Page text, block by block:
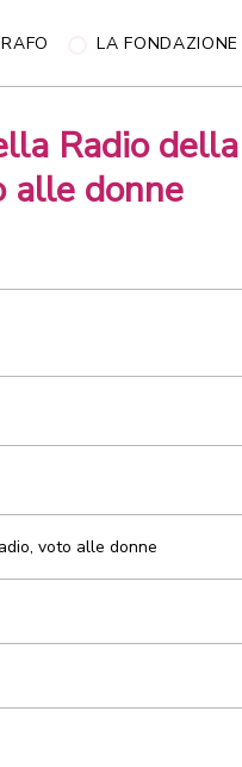
LA FONDAZIONE
Radio
alle donne
voto alle donne